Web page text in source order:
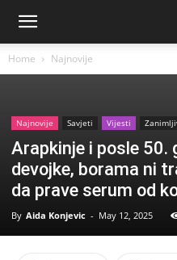
Home Najnovije
Najnovije Savjeti Vijesti
Arapkinje i posle 50.
devojke, borama ni
da prave serum od
By Aida Konjevic - May 12, 2025